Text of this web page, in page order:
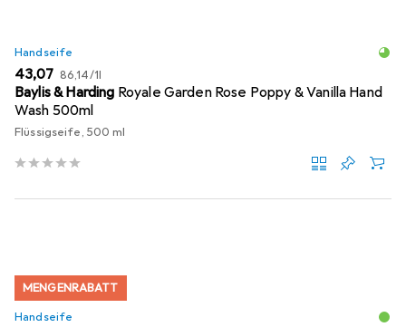
Handseife
EUR
43,07 EUR
86,14/1l
Baylis & Harding Royale Garden Rose Poppy & Vanilla Hand
Wash 500ml
Flüssigseife, 500 ml
MENGENRABATT
Handseife